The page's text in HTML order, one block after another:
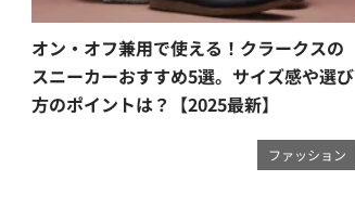
オン・オフ兼用で使える！クラークスの
スニーカーおすすめ5選。サイズ感や選び
方のポイントは？【2025最新】
ファッション